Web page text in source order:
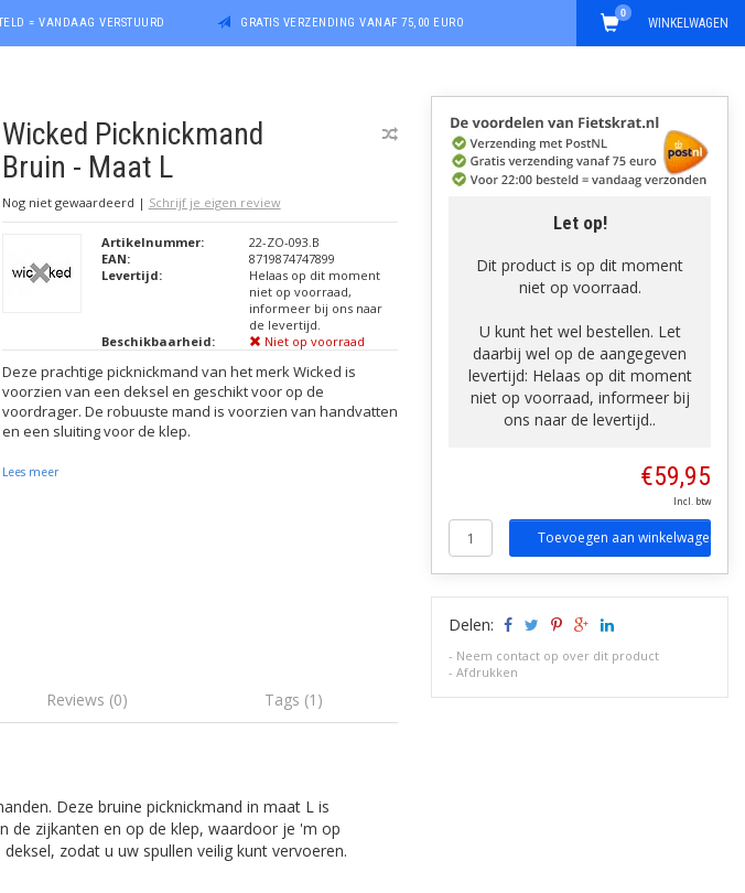
= VANDAAG VERSTUURD GRATIS VERZENDING VANAF 75,00 EURO WINKELWAGEN
0
Wicked Picknickmand
Bruin - Maat L
Nog niet gewaardeerd | Schrijf je eigen review
Artikelnummer:
22-ZO-093.B
EAN:
8719874747899
Levertijd:
Helaas op dit moment
niet op voorraad,
informeer bij ons naar
de levertijd.
Beschikbaarheid:
Niet op voorraad
Deze prachtige picknickmand van het merk Wicked is
voorzien van een deksel en geschikt voor op de
voordrager. De robuuste mand is voorzien van handvatten
en een sluiting voor de klep.
Lees meer
Reviews (0) Tags (1)
Deze bruine picknickmand in maat L is
de zijkanten en op de klep, waardoor je 'm op
zodat u uw spullen veilig kunt vervoeren.
Let op!
Dit product is op dit moment
niet op voorraad.
U kunt het wel bestellen. Let
daarbij wel op de aangegeven
levertijd: Helaas op dit moment
niet op voorraad, informeer bij
ons naar de levertijd..
€59,95
Incl. btw
Toevoegen aan winkelwagen
Delen:
- Neem contact op over dit product
-Afdrukken